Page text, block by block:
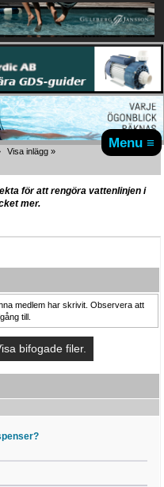
Menu ≡
Visa inlägg»
för att rengöra vattenlinjen i
mer.
medlem har skrivit. Observera att
till.
bifogade filer.